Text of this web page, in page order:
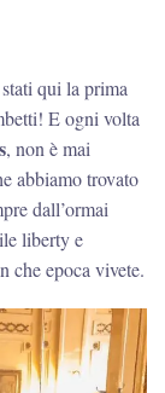
qui la prima
E ogni volta
, non è mai
abbiamo trovato
dall’ormai
liberty e
che epoca vivete.